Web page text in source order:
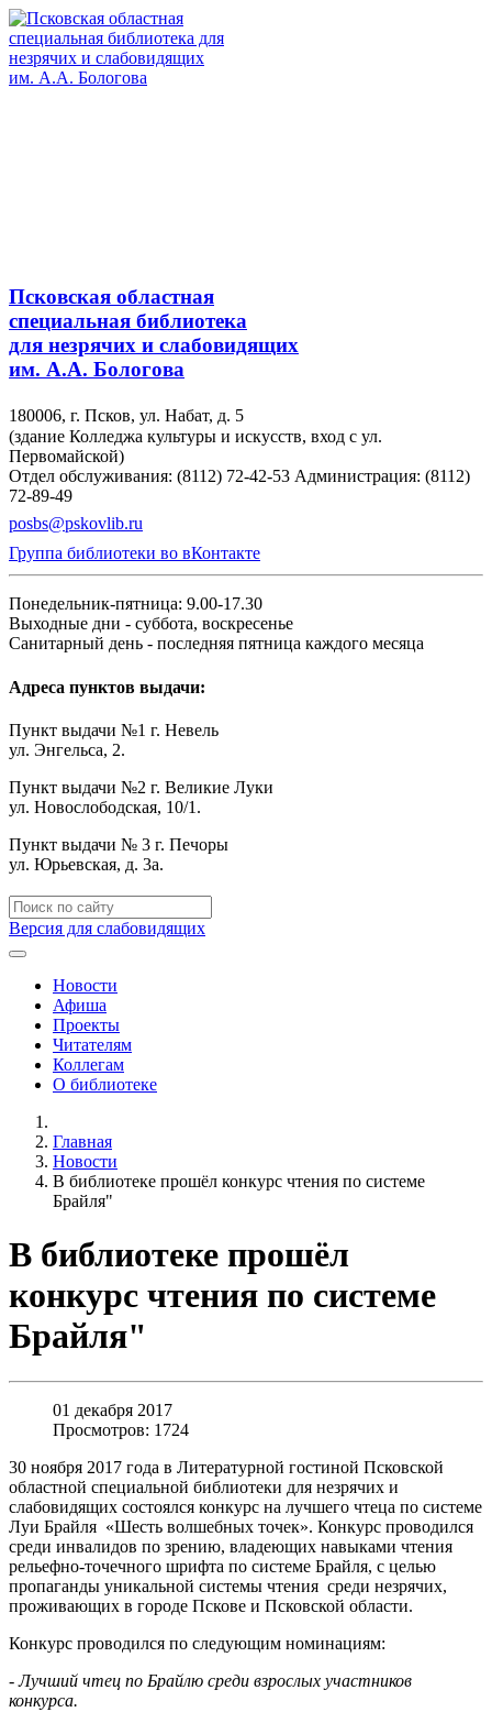
Псковская областная
специальная библиотека
для незрячих и слабовидящих
им. А.А. Бологова
180006, г. Псков, ул. Набат, д. 5
(здание Колледжа культуры и искусств, вход с ул.
Первомайской)
Отдел обслуживания: (8112) 72-42-53 Администрация: (8112)
72-89-49
posbs@pskovlib.ru
Группа библиотеки во вКонтакте
Понедельник-пятница: 9.00-17.30
Выходные дни - суббота, воскресенье
Санитарный день - последняя пятница каждого месяца
Адреса пунктов выдачи:
Пункт выдачи №1 г. Невель
ул. Энгельса, 2.
Пункт выдачи №2 г. Великие Луки
ул. Новослободская, 10/1.
Пункт выдачи № 3 г. Печоры
ул. Юрьевская, д. 3а.
Версия для слабовидящих
Новости
Афиша
Проекты
Читателям
Коллегам
О библиотеке
Главная
Новости
В библиотеке прошёл конкурс чтения по системе
Брайля"
В библиотеке прошёл
конкурс чтения по системе
Брайля"
01 декабря 2017
Просмотров: 1724
30 ноября 2017 года в Литературной гостиной Псковской
областной специальной библиотеки для незрячих и
слабовидящих состоялся конкурс на лучшего чтеца по системе
Луи Брайля «Шесть волшебных точек». Конкурс проводился
среди инвалидов по зрению, владеющих навыками чтения
рельефно-точечного шрифта по системе Брайля, с целью
пропаганды уникальной системы чтения среди незрячих,
проживающих в городе Пскове и Псковской области.
Конкурс проводился по следующим номинациям:
- Лучший чтец по Брайлю среди взрослых участников
конкурса.